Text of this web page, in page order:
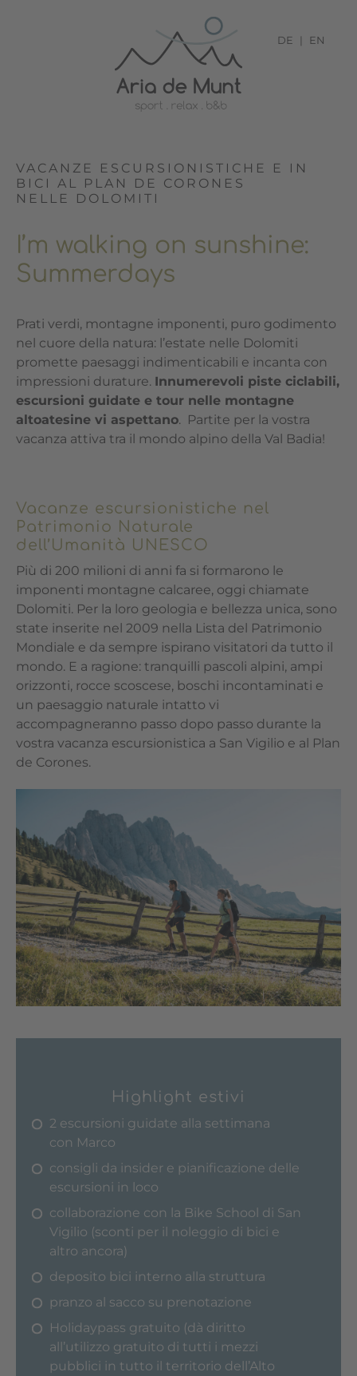
DE EN
VACANZE ESCURSIONISTICHE E IN
BICI AL PLAN DE CORONES
NELLE DOLOMITI
I’m walking on sunshine:
Summerdays
Prati verdi, montagne imponenti, puro godimento
nel cuore della natura: l’estate nelle Dolomiti
promette paesaggi indimenticabili e incanta con
impressioni durature. Innumerevoli piste ciclabili,
escursioni guidate e tour nelle montagne
altoatesine vi aspettano. Partite per la vostra
vacanza attiva tra il mondo alpino della Val Badia!
Vacanze escursionistiche nel
Patrimonio Naturale
dell’Umanità UNESCO
Più di 200 milioni di anni fa si formarono le
imponenti montagne calcaree, oggi chiamate
Dolomiti. Per la loro geologia e bellezza unica, sono
state inserite nel 2009 nella Lista del Patrimonio
Mondiale e da sempre ispirano visitatori da tutto il
mondo. E a ragione: tranquilli pascoli alpini, ampi
orizzonti, rocce scoscese, boschi incontaminati e
un paesaggio naturale intatto vi
accompagneranno passo dopo passo durante la
vostra vacanza escursionistica a San Vigilio e al Plan
de Corones.
Highlight estivi
2 escursioni guidate alla settimana
con Marco
consigli da insider e pianificazione delle
escursioni in loco
collaborazione con la Bike School di San
Vigilio (sconti per il noleggio di bici e
altro ancora)
deposito bici interno alla struttura
pranzo al sacco su prenotazione
Holidaypass gratuito (dà diritto
all’utilizzo gratuito di tutti i mezzi
pubblici in tutto il territorio dell’Alto